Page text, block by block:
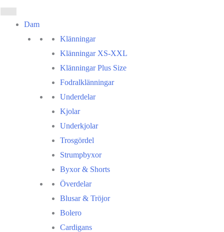
Dam
Klänningar
Klänningar XS-XXL
Klänningar Plus Size
Fodralklänningar
Underdelar
Kjolar
Underkjolar
Trosgördel
Strumpbyxor
Byxor & Shorts
Överdelar
Blusar & Tröjor
Bolero
Cardigans